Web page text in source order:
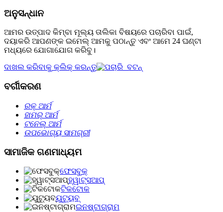
ଅନୁସନ୍ଧାନ
ଆମର ଉତ୍ପାଦ କିମ୍ବା ମୂଲ୍ୟ ତାଲିକା ବିଷୟରେ ପଚାରିବା ପାଇଁ,
ଦୟାକରି ଆପଣଙ୍କ ଇମେଲ୍ ଆମକୁ ପଠାନ୍ତୁ ଏବଂ ଆମେ 24 ଘଣ୍ଟା
ମଧ୍ୟରେ ଯୋଗାଯୋଗ କରିବୁ।
ଦାଖଲ କରିବାକୁ କ୍ଲିକ୍ କରନ୍ତୁ
ବର୍ଗୀକରଣ
ରକ୍ ଆର୍ମ
ହାମର୍ ଆର୍ମ
ଟନେଲ୍‌ ଆର୍ମ
ଉପଭୋଗ୍ୟ ସାମଗ୍ରୀ
ସାମାଜିକ ଗଣମାଧ୍ୟମ
ଫେସବୁକ୍
ହ୍ୱାଟ୍ସଆପ୍
ଟିକଟୋକ
ୟୁଟ୍ୟୁବ୍
ଇନଷ୍ଟାଗ୍ରାମ